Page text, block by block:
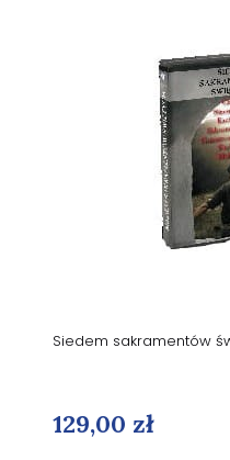
Siedem sakramentów
129,00 zł